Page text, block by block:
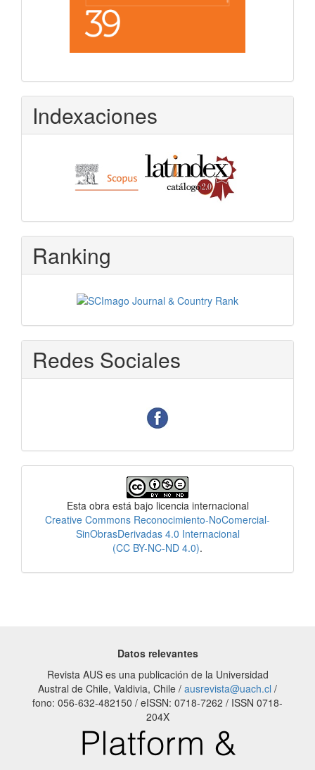
Indexaciones
Ranking
Redes Sociales
Esta obra está bajo licencia internacional
Creative Commons Reconocimiento-NoComercial-
SinObrasDerivadas 4.0 Internacional
(CC BY-NC-ND 4.0).
Datos relevantes
Revista AUS es una publicación de la Universidad
Austral de Chile, Valdivia, Chile / ausrevista@uach.cl /
fono: 056-632-482150 / eISSN: 0718-7262 / ISSN 0718-
204X